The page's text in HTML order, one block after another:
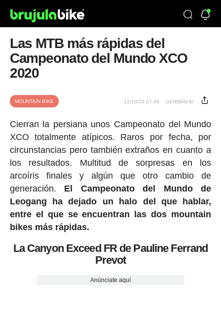
Las MTB más rápidas del
Campeonato del Mundo XCO
2020
MOUNTAIN BIKE 12/10/20 07:49 GERMÁN M.
Cierran la persiana unos Campeonato del Mundo
XCO totalmente atípicos. Raros por fecha, por
circunstancias pero también extraños en cuanto a
los resultados. Multitud de sorpresas en los
arcoíris finales y algún que otro cambio de
generación. El Campeonato del Mundo de
Leogang ha dejado un halo del que hablar,
entre el que se encuentran las dos mountain
bikes más rápidas.
La Canyon Exceed FR de Pauline Ferrand
Prevot
Anúnciate aquí